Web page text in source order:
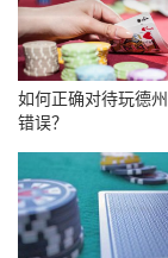
如何正确对待玩德
错误？